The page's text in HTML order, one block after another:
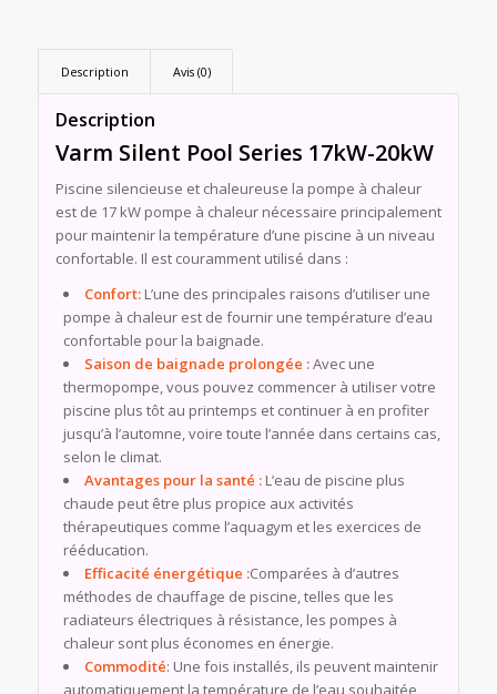
Description Avis (0)
Description
Varm Silent Pool Series 17kW-20kW
Piscine silencieuse et chaleureuse la pompe à chaleur
est de 17 kW pompe à chaleur nécessaire principalement
pour maintenir la température d’une piscine à un niveau
confortable. Il est couramment utilisé dans :
Confort: L’une des principales raisons d’utiliser une
pompe à chaleur est de fournir une température d’eau
confortable pour la baignade.
Saison de baignade prolongée :Avec une
thermopompe, vous pouvez commencer à utiliser votre
piscine plus tôt au printemps et continuer à en profiter
jusqu’à l’automne, voire toute l’année dans certains cas,
selon le climat.
Avantages pour la santé :L’eau de piscine plus
chaude peut être plus propice aux activités
thérapeutiques comme l’aquagym et les exercices de
rééducation.
Efficacité énergétique :Comparées à d’autres
méthodes de chauffage de piscine, telles que les
radiateurs électriques à résistance, les pompes à
chaleur sont plus économes en énergie.
Commodité: Une fois installés, ils peuvent maintenir
automatiquement la température de l’eau souhaitée